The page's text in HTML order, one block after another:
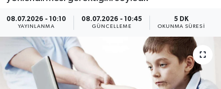
08.07.2026 - 10:10
YAYINLANMA
08.07.2026 - 10:45
GÜNCELLEME
5 DK
OKUNMA SÜRESI
Spor
Yaşam
Anali̇z